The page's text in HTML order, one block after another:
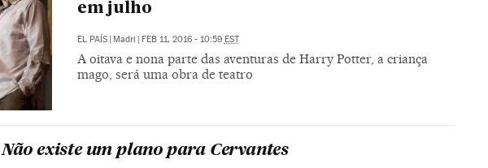
em julho
EL PAÍS | Madri | FEB 11, 2016 - 10:59 EST
A oitava e nona parte das aventuras de Harry Potter, a criança
mago, será uma obra de teatro
Não existe um plano para Cervantes